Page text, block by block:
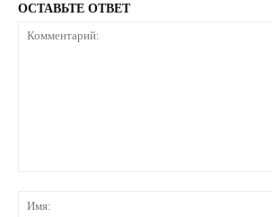
ОСТАВЬТЕ ОТВЕТ